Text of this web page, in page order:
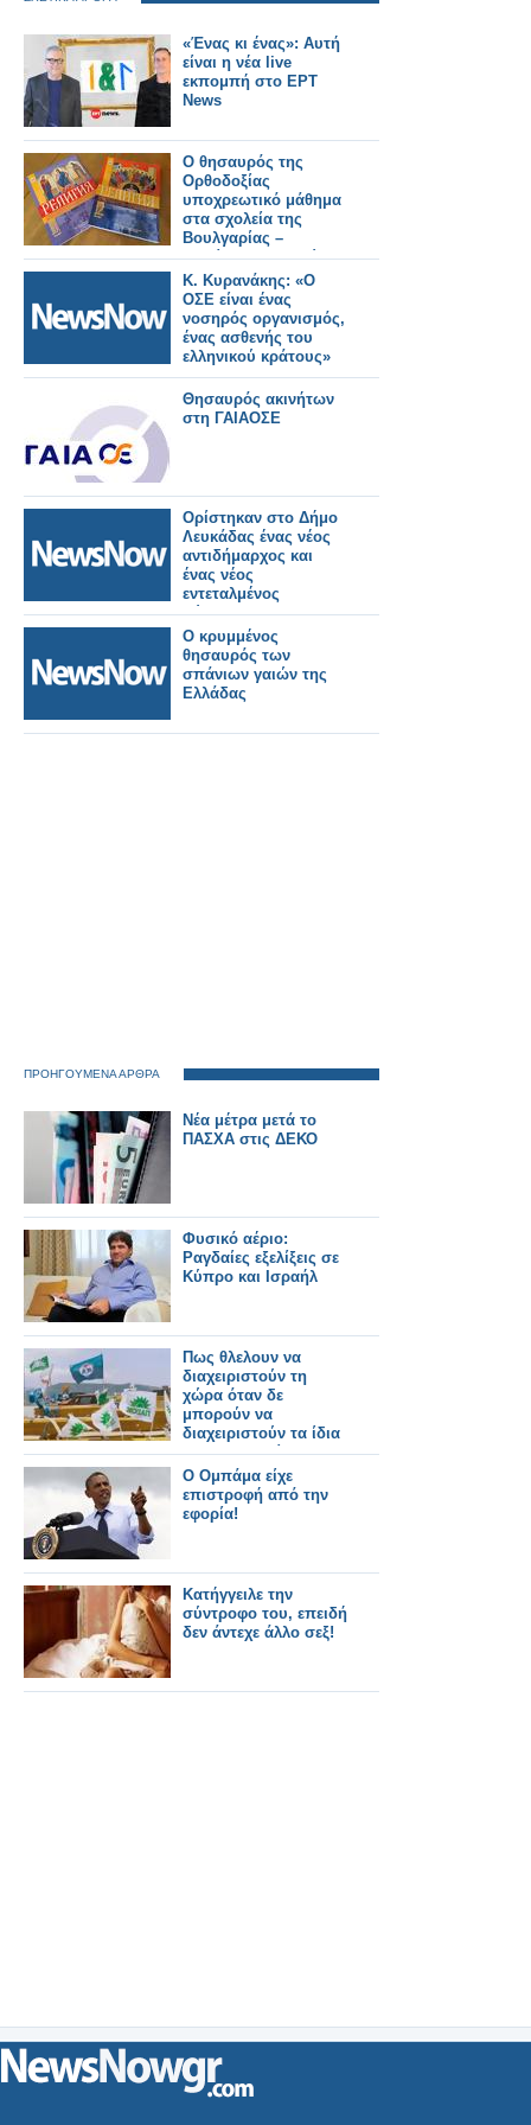
«Ένας κι ένας»: Αυτή
είναι η νέα live
εκπομπή στο ΕΡΤ
News
Ο θησαυρός της
Ορθοδοξίας
υποχρεωτικό μάθημα
στα σχολεία της
Βουλγαρίας –
Δικαίωση του αγώνα
δεκαετιών της
Εκκλησίας
Κ. Κυρανάκης: «Ο
ΟΣΕ είναι ένας
νοσηρός οργανισμός,
ένας ασθενής του
ελληνικού κράτους»
Θησαυρός ακινήτων
στη ΓΑΙΑΟΣΕ
Ορίστηκαν στο Δήμο
Λευκάδας ένας νέος
αντιδήμαρχος και
ένας νέος
εντεταλμένος
σύμβουλος.
Ο κρυμμένος
θησαυρός των
σπάνιων γαιών της
Ελλάδας
ΠΡΟΗΓΟΥΜΕΝΑ ΑΡΘΡΑ
Nέα μέτρα μετά το
ΠΑΣΧΑ στις ΔΕΚΟ
Φυσικό αέριο:
Ραγδαίες εξελίξεις σε
Κύπρο και Ισραήλ
Πως θλελουν να
διαχειριστούν τη
χώρα όταν δε
μπορούν να
διαχειριστούν τα ίδια
τους τα ταμεία η ΝΔ
και το ΠΑΣΟΚ?
Ο Ομπάμα είχε
επιστροφή από την
εφορία!
Κατήγγειλε την
σύντροφο του, επειδή
δεν άντεχε άλλο σεξ!